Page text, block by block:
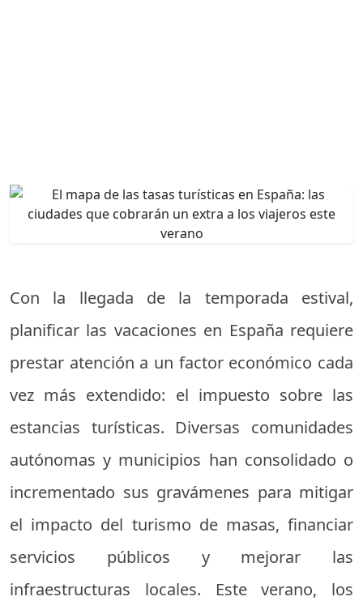
Con la llegada de la temporada estival,
planificar las vacaciones en España requiere
prestar atención a un factor económico cada
vez más extendido: el impuesto sobre las
estancias turísticas. Diversas comunidades
autónomas y municipios han consolidado o
incrementado sus gravámenes para mitigar
el impacto del turismo de masas, financiar
servicios públicos y mejorar las
infraestructuras locales. Este verano, los